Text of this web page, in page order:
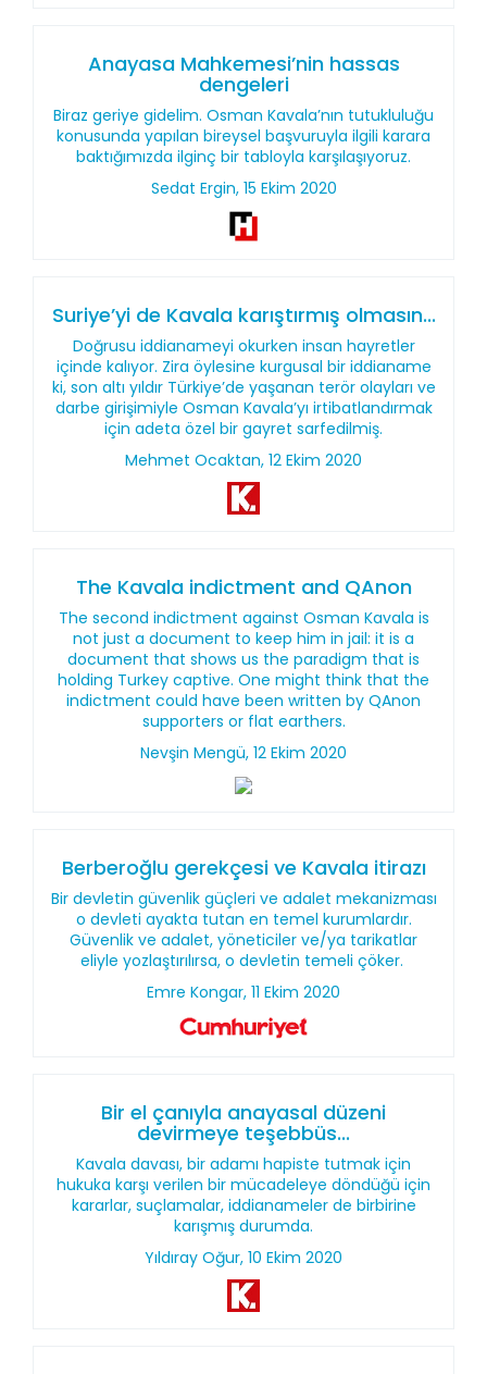
Anayasa Mahkemesi’nin hassas
dengeleri
Biraz geriye gidelim. Osman Kavala’nın tutukluluğu
konusunda yapılan bireysel başvuruyla ilgili karara
baktığımızda ilginç bir tabloyla karşılaşıyoruz.
Sedat Ergin, 15 Ekim 2020
Suriye’yi de Kavala karıştırmış olmasın...
Doğrusu iddianameyi okurken insan hayretler
içinde kalıyor. Zira öylesine kurgusal bir iddianame
ki, son altı yıldır Türkiye’de yaşanan terör olayları ve
darbe girişimiyle Osman Kavala’yı irtibatlandırmak
için adeta özel bir gayret sarfedilmiş.
Mehmet Ocaktan, 12 Ekim 2020
The Kavala indictment and QAnon
The second indictment against Osman Kavala is
not just a document to keep him in jail: it is a
document that shows us the paradigm that is
holding Turkey captive. One might think that the
indictment could have been written by QAnon
supporters or flat earthers.
Nevşin Mengü, 12 Ekim 2020
Berberoğlu gerekçesi ve Kavala itirazı
Bir devletin güvenlik güçleri ve adalet mekanizması
o devleti ayakta tutan en temel kurumlardır.
Güvenlik ve adalet, yöneticiler ve/ya tarikatlar
eliyle yozlaştırılırsa, o devletin temeli çöker.
Emre Kongar, 11 Ekim 2020
Bir el çanıyla anayasal düzeni
devirmeye teşebbüs...
Kavala davası, bir adamı hapiste tutmak için
hukuka karşı verilen bir mücadeleye döndüğü için
kararlar, suçlamalar, iddianameler de birbirine
karışmış durumda.
Yıldıray Oğur, 10 Ekim 2020